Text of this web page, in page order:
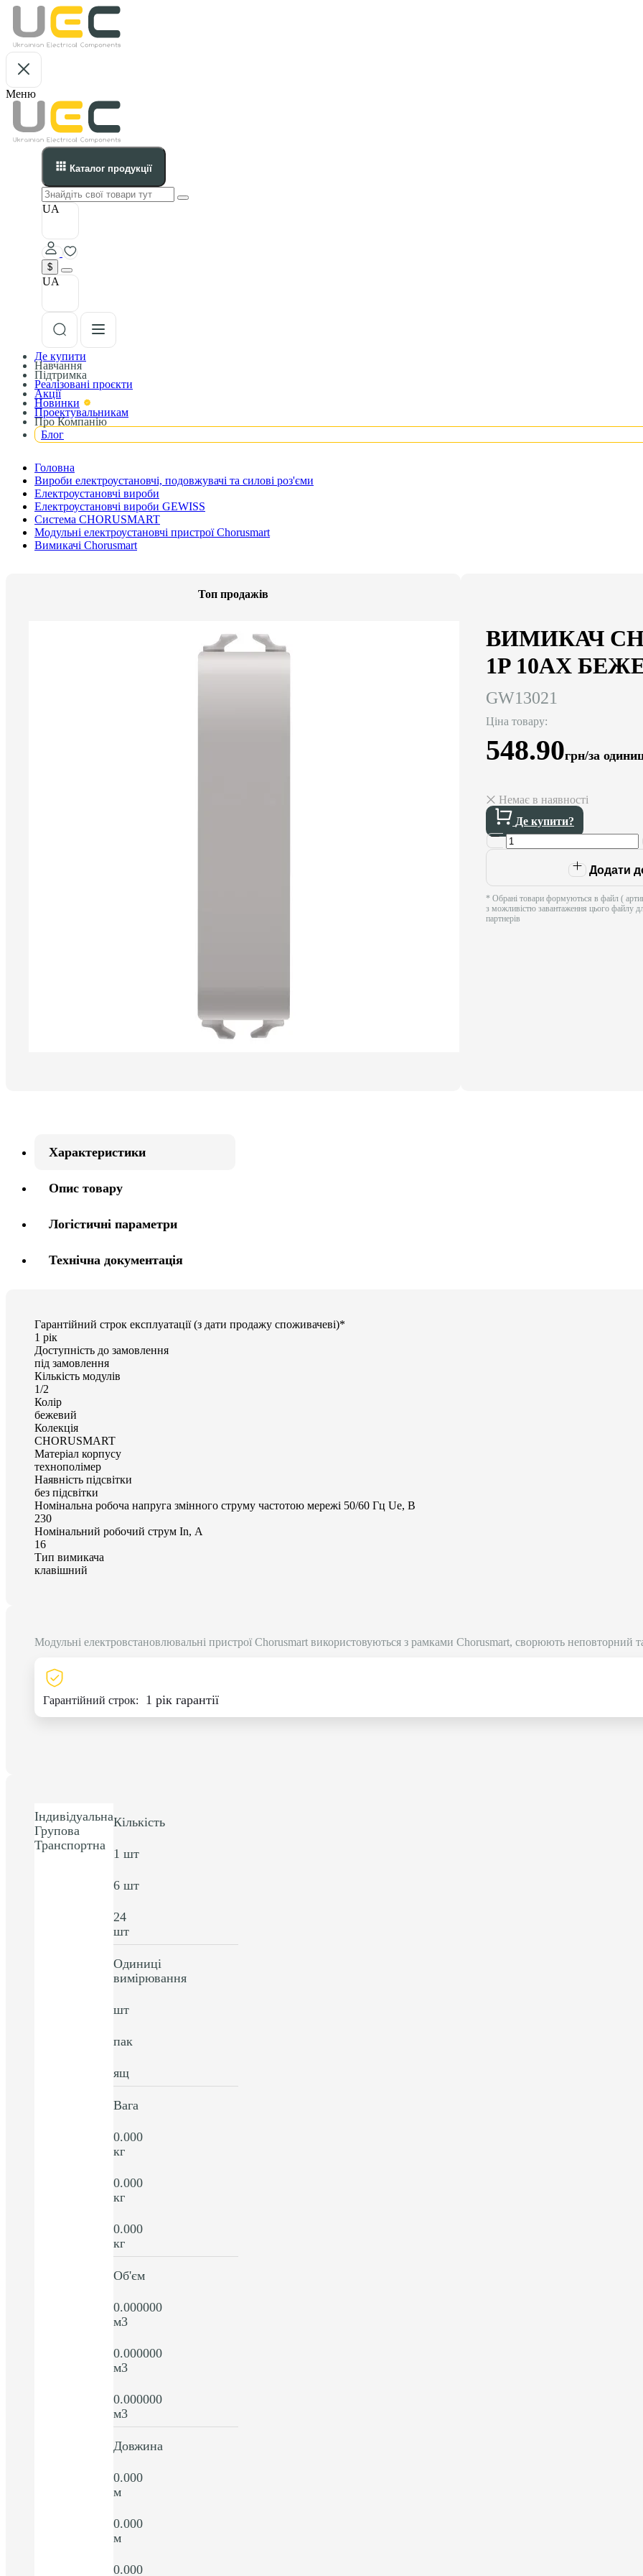
Меню
Каталог продукції
UA
$
UA
Де купити
Навчання
Підтримка
Реалізовані проєкти
Акції
Новинки
Проектувальникам
Про Компанію
Блог
Головна
Вироби електроустановчі, подовжувачі та силові роз'єми
Електроустановчі вироби
Електроустановчі вироби GEWISS
Система CHORUSMART
Модульні електроустановчі пристрої Chorusmart
Вимикачі Chorusmart
Топ продажів
ВИМИКАЧ
1P 10AX
GW13021
Ціна товару:
548.90грн/за
Немає в наявності
Де купити?
Додати
* Обрані товари формуються в файл (
з можливістю завантаження цього файлу
партнерів
Характеристики
Опис товару
Логістичні параметри
Технічна документація
Гарантійний строк експлуатації (з дати продажу споживачеві)*
1 рік
Доступність до замовлення
під замовлення
Кількість модулів
1/2
Колір
бежевий
Колекція
CHORUSMART
Матеріал корпусу
технополімер
Наявність підсвітки
без підсвітки
Номінальна робоча напруга змінного струму частотою мережі 50/60 Гц Ue, В
230
Номінальний робочий струм In, А
16
Тип вимикача
клавішний
Модульні електровстановлювальні пристрої Chorusmart використовуються з рамками Chorusmart, сворюють неповторний
Гарантійний строк: 1 рік гарантії
Індивідуальна
Групова
Транспортна
Кількість
1 шт
6 шт
24
шт
Одиниці
вимірювання
шт
пак
ящ
Вага
0.000
кг
0.000
кг
0.000
кг
Об'єм
0.000000
м3
0.000000
м3
0.000000
м3
Довжина
0.000
м
0.000
м
0.000